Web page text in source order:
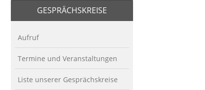
GESPRÄCHSKREISE
Aufruf
Termine und Veranstaltungen
Liste unserer Gesprächskreise